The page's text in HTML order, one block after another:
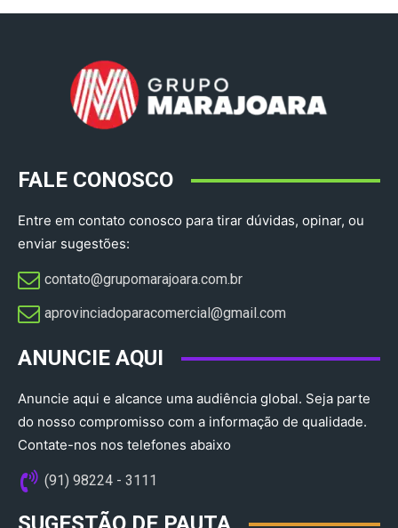
FALE CONOSCO
Entre em contato conosco para tirar dúvidas, opinar, ou
enviar sugestões:
contato@grupomarajoara.com.br
aprovinciadoparacomercial@gmail.com​
ANUNCIE AQUI
Anuncie aqui e alcance uma audiência global. Seja parte
do nosso compromisso com a informação de qualidade.
Contate-nos nos telefones abaixo
(91) 98224 - 3111